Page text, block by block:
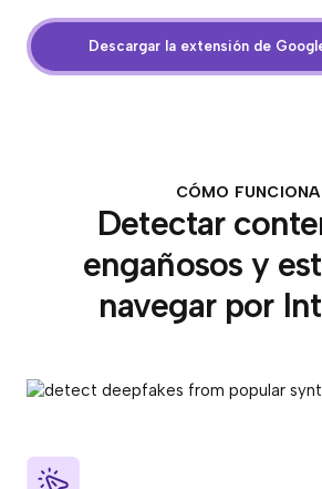
Descargar la extensión de
CÓMO FUNCIONA
Detectar
engañosos y
navegar por